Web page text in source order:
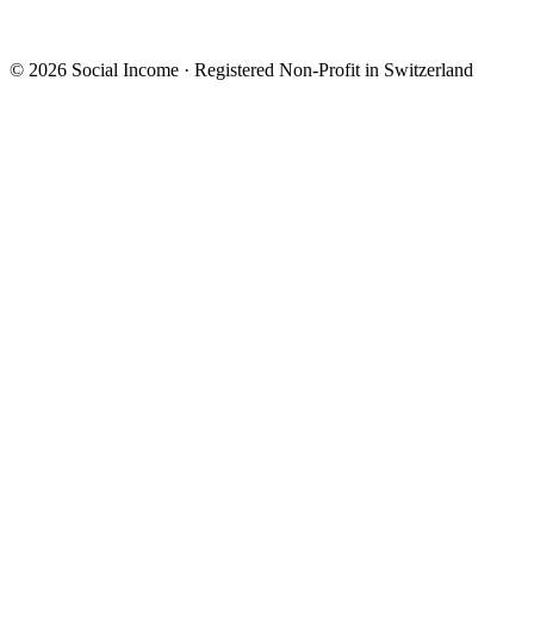
© 2026 Social Income · Registered Non-Profit in Switzerland